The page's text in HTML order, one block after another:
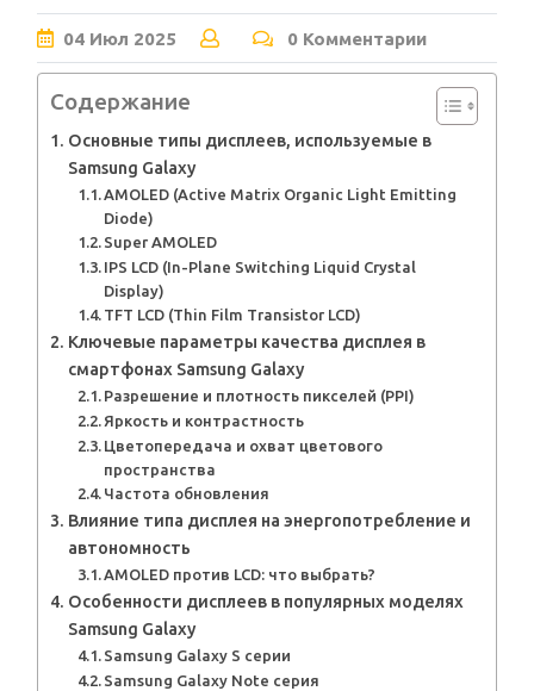
04 Июл 2025 0 Комментарии
Содержание
Основные типы дисплеев, используемые в
Samsung Galaxy
AMOLED (Active Matrix Organic Light Emitting
Diode)
Super AMOLED
IPS LCD (In-Plane Switching Liquid Crystal
Display)
TFT LCD (Thin Film Transistor LCD)
Ключевые параметры качества дисплея в
смартфонах Samsung Galaxy
Разрешение и плотность пикселей (PPI)
Яркость и контрастность
Цветопередача и охват цветового
пространства
Частота обновления
Влияние типа дисплея на энергопотребление и
автономность
AMOLED против LCD: что выбрать?
Особенности дисплеев в популярных моделях
Samsung Galaxy
Samsung Galaxy S серии
Samsung Galaxy Note серия